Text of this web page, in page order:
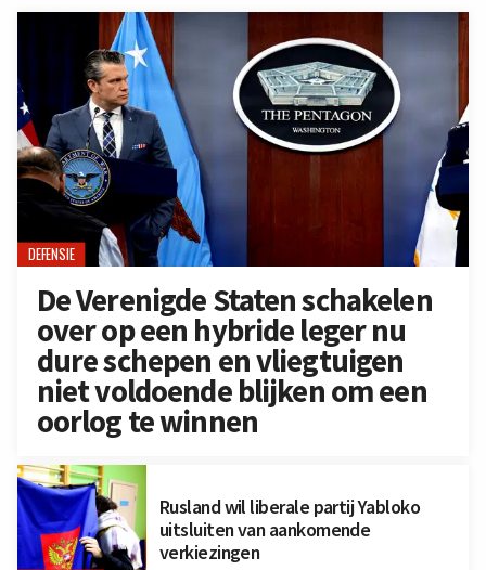
DEFENSIE
De Verenigde Staten schakelen
over op een hybride leger nu
dure schepen en vliegtuigen
niet voldoende blijken om een
oorlog te winnen
Rusland wil liberale partij Yabloko
uitsluiten van aankomende
verkiezingen